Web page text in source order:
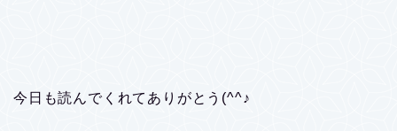
今日も読んでくれてありがとう(^^♪